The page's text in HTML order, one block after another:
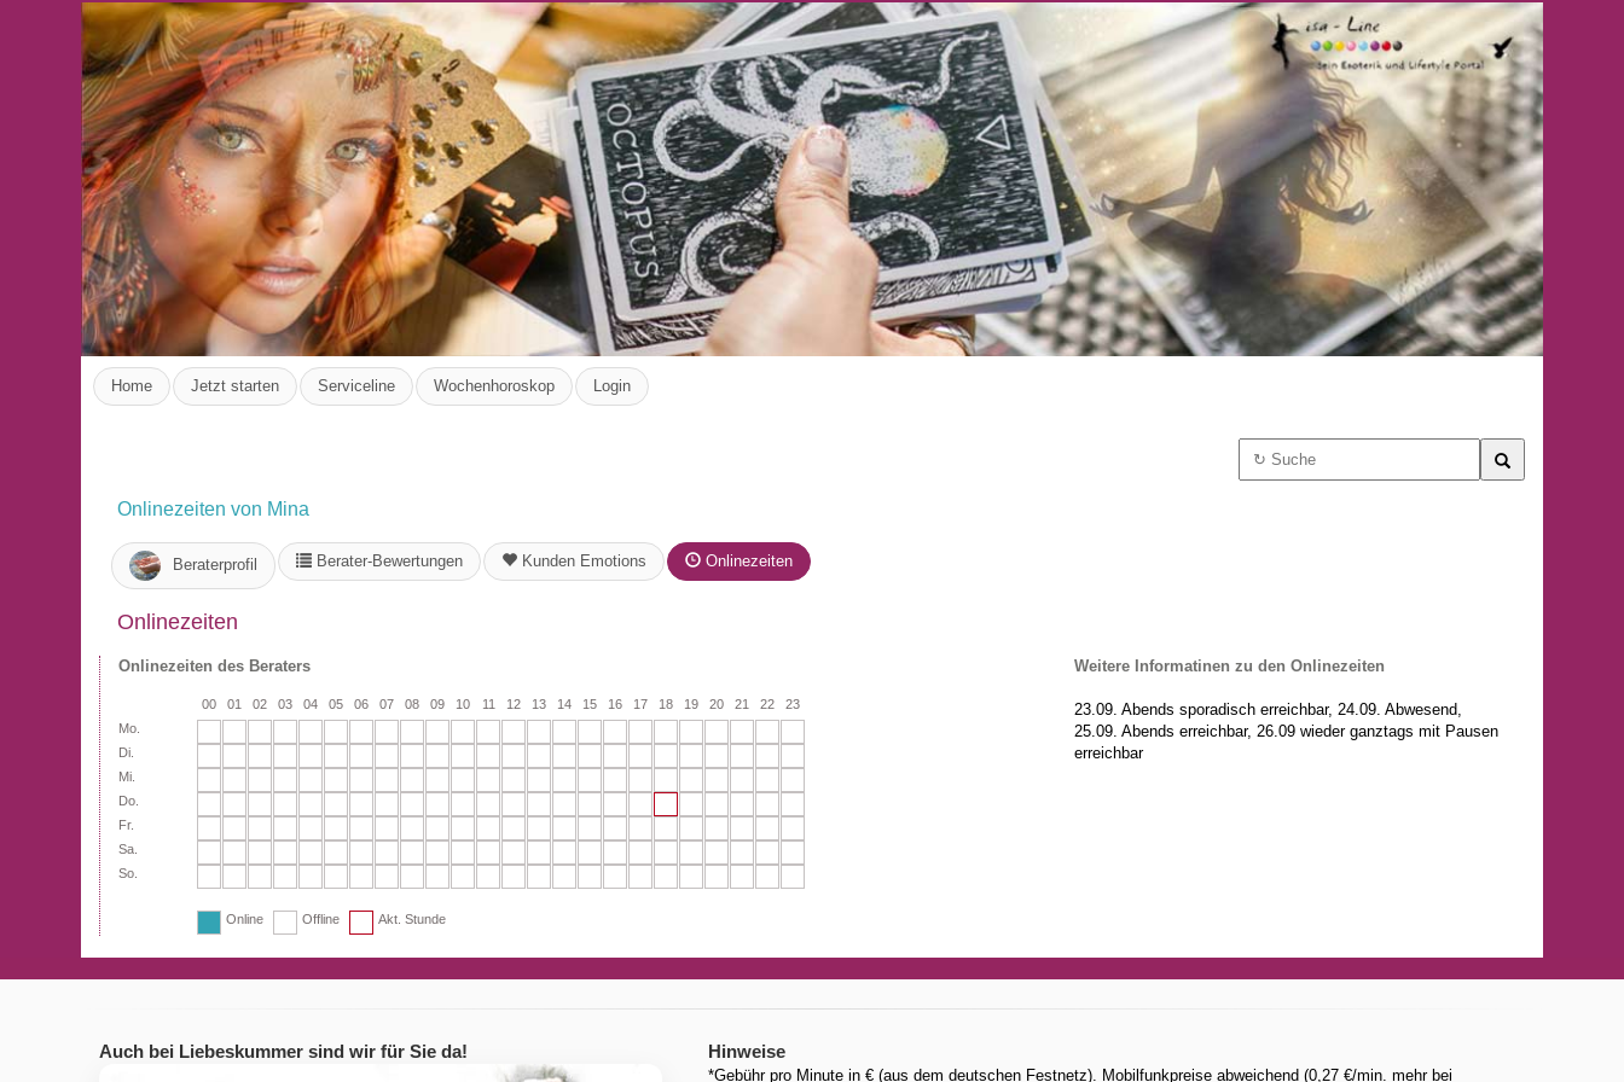
Home Jetzt starten Serviceline Wochenhoroskop Login
Onlinezeiten von Mina
Beraterprofil Berater-Bewertungen Kunden Emotions Onlinezeiten
Onlinezeiten
Onlinezeiten des Beraters
00 01 02 03 04 05 06 07 08 09 10 11 12 13 14 15 16 17 18 19 20 21 22
23
Mo.
Di.
Mi.
Do.
Fr.
Sa.
So.
Online Offline Akt. Stunde
Weitere Informatinen zu den Onlinezeiten
23.09. Abends sporadisch erreichbar, 24.09. Abwesend,
25.09. Abends erreichbar, 26.09 wieder ganztags mit Pausen
erreichbar
Auch bei Liebeskummer sind wir für Sie da! Hinweise
*Gebühr pro Minute in € (aus dem deutschen Festnetz). Mobilfunkpreise abweichend (0,27 €/min. mehr bei